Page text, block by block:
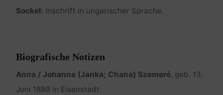
Sockel: Inschrift in ungarischer Sprache.
Biografische Notizen
Anna / Johanna (Janka; Chana) Szemeré, geb. 13.
Juni 1889 in Eisenstadt